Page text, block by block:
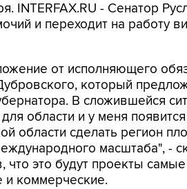
INTERFAX.RU - Сенатор
и переходит на работу
от исполняющего
который
В сложившейся
области и у меня
области сделать регион
масштаба", -
что это будут проекты
и коммерческие.